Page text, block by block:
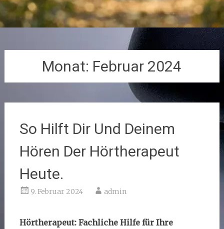
Monat: Februar 2024
So Hilft Dir Und Deinem
Hören Der Hörtherapeut
Heute.
9. Februar 2024 admin
Hörtherapeut: Fachliche Hilfe für Ihre